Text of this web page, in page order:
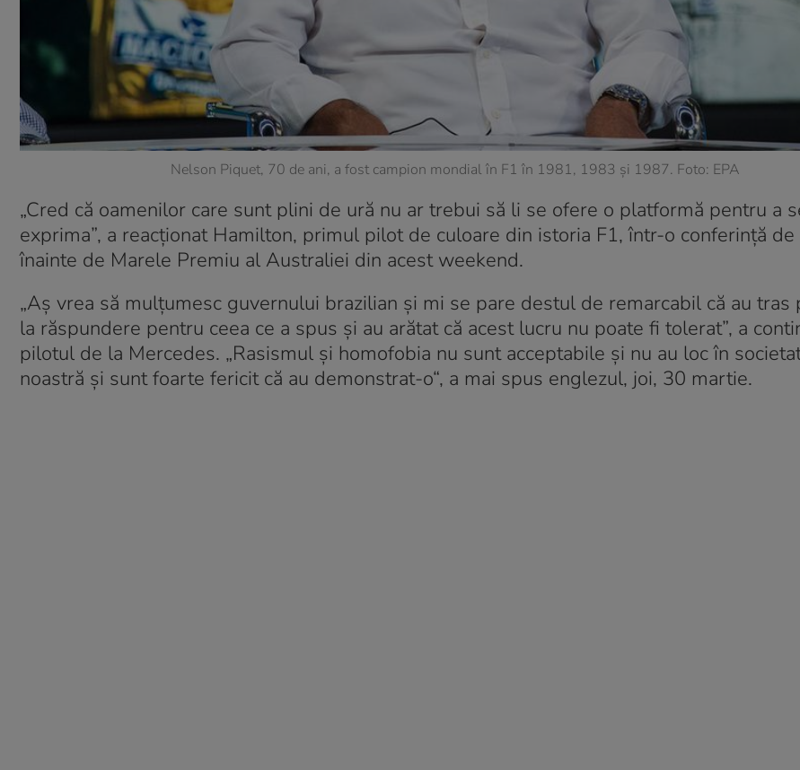
Nelson Piquet, 70 de ani, a fost campion mondial în F1 în 1981, 1983 şi 1987. Foto: EPA
„Cred că oamenilor care sunt plini de ură nu ar trebui să li se ofere o platformă pentru a
exprima”, a reacționat Hamilton, primul pilot de culoare din istoria F1, într-o conferinţă de
înainte de Marele Premiu al Australiei din acest weekend.
„Aş vrea să mulţumesc guvernului brazilian şi mi se pare destul de remarcabil că au tras
la răspundere pentru ceea ce a spus şi au arătat că acest lucru nu poate fi tolerat”, a
pilotul de la Mercedes. „Rasismul şi homofobia nu sunt acceptabile şi nu au loc în
noastră şi sunt foarte fericit că au demonstrat-o“, a mai spus englezul, joi, 30 martie.